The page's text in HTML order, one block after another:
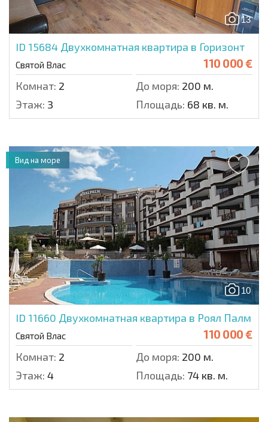
13
ID 15684 Двухкомнатная квартира в Горизонт
Святой Влас 110 000 €
Комнат: 2 До моря: 200 м.
Этаж: 3 Площадь: 68 кв. м.
10
ID 11660 Двухкомнатная квартира в Роял Палм
Святой Влас 110 000 €
Комнат: 2 До моря: 200 м.
Этаж: 4 Площадь: 74 кв. м.
Вид на море